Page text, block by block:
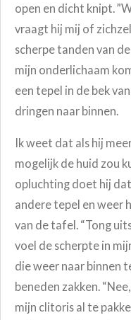
open en dicht knipt.
vraagt hij mij of
scherpe tanden van de
mijn onderlichaam
een tepel in de bek
dringen naar binnen.
Ik weet dat als hij
mogelijk de huid zou
opluchting doet hij
andere tepel en weer
van de tafel. “Tong
voel de scherpte in
die weer naar binnen
beneden zakken.
mijn clitoris al te